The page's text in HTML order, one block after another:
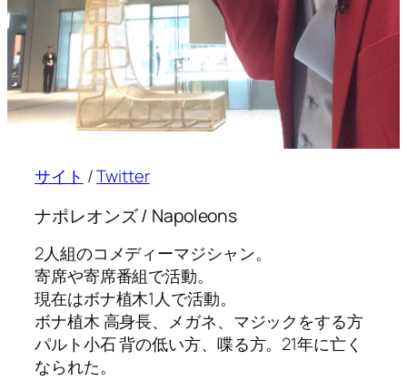
サイト /Twitter
ナポレオンズ / Napoleons
2人組のコメディーマジシャン。
寄席や寄席番組で活動。
現在はボナ植木1人で活動。
ボナ植木 高身長、メガネ、マジックをする方
パルト小石 背の低い方、喋る方。21年に亡く
なられた。